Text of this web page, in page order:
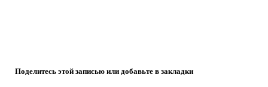
Поделитесь этой записью или добавьте в закладки